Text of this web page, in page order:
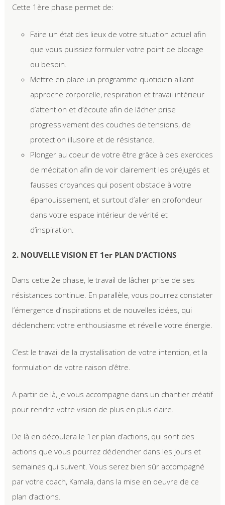
Cette 1ère phase permet de:
Faire un état des lieux de votre situation actuel afin
que vous puissiez formuler votre point de blocage
ou besoin.
Mettre en place un programme quotidien alliant
approche corporelle, respiration et travail intérieur
d’attention et d’écoute afin de lâcher prise
progressivement des couches de tensions, de
protection illusoire et de résistance.
Plonger au coeur de votre être grâce à des exercices
de méditation afin de voir clairement les préjugés et
fausses croyances qui posent obstacle à votre
épanouissement, et surtout d’aller en profondeur
dans votre espace intérieur de vérité et
d’inspiration.
2. NOUVELLE VISION ET 1er PLAN D’ACTIONS
Dans cette 2e phase, le travail de lâcher prise de ses
résistances continue. En parallèle, vous pourrez constater
l’émergence d’inspirations et de nouvelles idées, qui
déclenchent votre enthousiasme et réveille votre énergie.
C’est le travail de la crystallisation de votre intention, et la
formulation de votre raison d’être.
A partir de là, je vous accompagne dans un chantier créatif
pour rendre votre vision de plus en plus claire.
De là en découlera le 1er plan d’actions, qui sont des
actions que vous pourrez déclencher dans les jours et
semaines qui suivent. Vous serez bien sûr accompagné
par votre coach, Kamala, dans la mise en oeuvre de ce
plan d’actions.